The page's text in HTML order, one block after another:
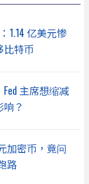
1.14 亿美元惨
比特币
主席想缩减
？
加密币，竟问
路